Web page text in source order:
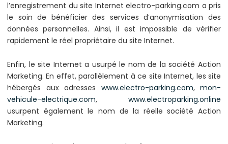
l’enregistrement du site Internet electro-parking.com a pris
le soin de bénéficier des services d’anonymisation des
données personnelles. Ainsi, il est impossible de vérifier
rapidement le réel propriétaire du site Internet.
Enfin, le site Internet a usurpé le nom de la société Action
Marketing. En effet, parallèlement à ce site Internet, les site
hébergés aux adresses www.electro-parking.com, mon-
vehicule-electrique.com, www.electroparking.online
usurpent également le nom de la réelle société Action
Marketing.